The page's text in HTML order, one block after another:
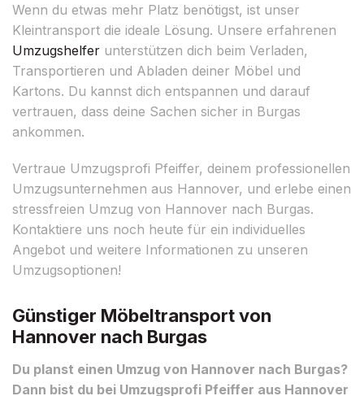
Wenn du etwas mehr Platz benötigst, ist unser
Kleintransport die ideale Lösung. Unsere erfahrenen
Umzugshelfer unterstützen dich beim Verladen,
Transportieren und Abladen deiner Möbel und
Kartons. Du kannst dich entspannen und darauf
vertrauen, dass deine Sachen sicher in Burgas
ankommen.
Vertraue Umzugsprofi Pfeiffer, deinem professionellen
Umzugsunternehmen aus Hannover, und erlebe einen
stressfreien Umzug von Hannover nach Burgas.
Kontaktiere uns noch heute für ein individuelles
Angebot und weitere Informationen zu unseren
Umzugsoptionen!
Günstiger Möbeltransport von
Hannover nach Burgas
Du planst einen Umzug von Hannover nach Burgas?
Dann bist du bei Umzugsprofi Pfeiffer aus Hannover